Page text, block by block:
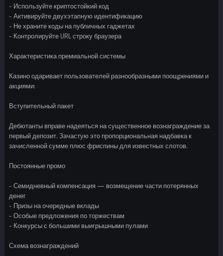
- Используйте криптостойкий код
- Активируйте двухэтапную идентификацию
- Не храните коды на публичных гаджетах
- Контролируйте URL строку браузера
Характеристика премиальной системы
Казино одаривает пользователей разнообразными поощрениями и
акциями:
Вступительный пакет
Дебютанты вправе надеяться на существенное вознаграждение за
первый депозит. Зачастую это пропорциональная надбавка к
зачисленной сумме плюс фриспины для известных слотов.
Постоянные промо
- Семидневный компенсация — возмещение части потерянных
денег
- Призы на очередные вклады
- Особые предложения по торжествам
- Конкурсы с большими выигрышными пулами
Схема вознаграждений